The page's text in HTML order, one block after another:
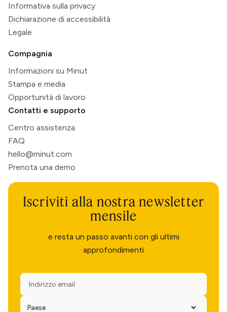
Informativa sulla privacy
Dichiarazione di accessibilità
Legale
Compagnia
Informazioni su Minut
Stampa e media
Opportunità di lavoro
Contatti e supporto
Centro assistenza
FAQ
hello@minut.com
Prenota una demo
Iscriviti alla nostra newsletter
mensile
e resta un passo avanti con gli ultimi
approfondimenti